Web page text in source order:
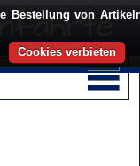
Bestellung von
Cookies verbieten